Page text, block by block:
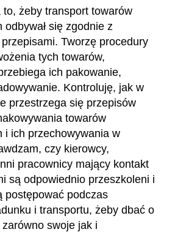
żeby transport towarów
odbywał się zgodnie z
Tworzę procedury
tych towarów,
ich pakowanie,
Kontroluję, jak w
przestrzega się przepisów
towarów
i ich przechowywania w
czy kierowcy,
pracownicy mający kontakt
są odpowiednio przeszkoleni i
postępować podczas
i transportu, żeby dbać o
swoje jak i